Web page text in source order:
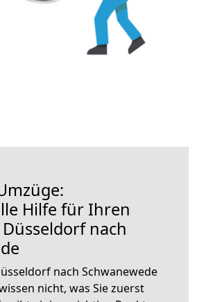
Hilfe für Ihren
nach
nach Schwanewede
nicht, was Sie zuerst